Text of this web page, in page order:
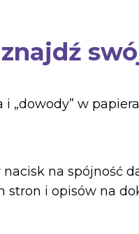
„dowody” w
na spójność
i opisów na